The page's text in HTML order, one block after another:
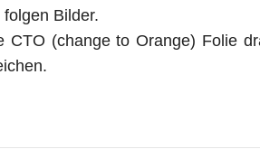
Bilder.
CTO (change to Orange) Folie